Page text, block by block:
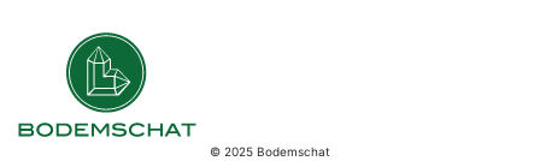
© 2025 Bodemschat